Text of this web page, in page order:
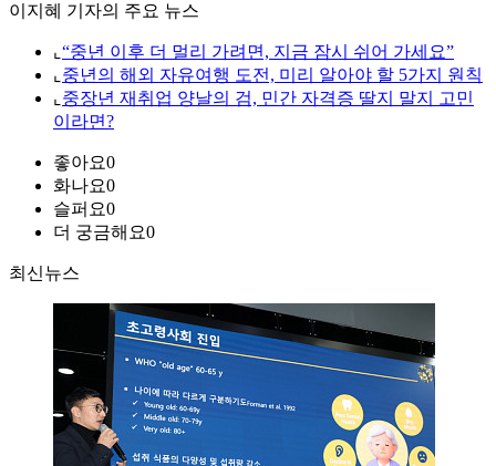
이지혜 기자의 주요 뉴스
⌞ “중년 이후 더 멀리 가려면, 지금 잠시 쉬어 가세요”
⌞ 중년의 해외 자유여행 도전, 미리 알아야 할 5가지 원칙
⌞ 중장년 재취업 양날의 검, 민간 자격증 딸지 말지 고민
이라면?
좋아요0
화나요0
슬퍼요0
더 궁금해요0
최신뉴스